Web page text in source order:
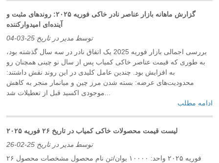
گزارش ماهانه بازار عناصر نادر خاکی فوریه ۲۰۲۵: روندهای مثبت و
آینده‌ای امیدوارکننده
توسط مدیر در تاریخ 25-03-04
بررسی اجمالی بازار فوریه 2025 یک اتفاق نادر در سه سال گذشته بود،
به طوری که قیمت عناصر خاکی کمیاب پس از سال نو چینی همچنان رو
به افزایش بود. چندین عامل کلیدی در این روند نقش داشتند:
محدودیت‌های عرضه: بسته شدن مرز چین و میانمار منجر به کاهش
موجودی اکسید قبل از تعطیلات شد...
ادامه مطلب
لیست قیمت محصولات خاکی کمیاب در تاریخ ۲۶ فوریه ۲۰۲۵
توسط مدیر در تاریخ 25-02-26
۲۶ فوریه ۲۰۲۵ واحد: ۱۰۰۰۰ یوان/تن نام محصول مشخصات محصول